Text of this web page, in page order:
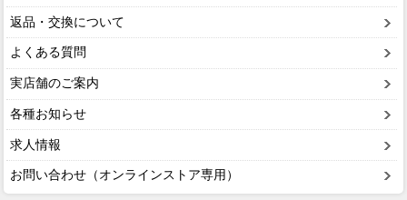
返品・交換について
よくある質問
実店舗のご案内
各種お知らせ
求人情報
お問い合わせ（オンラインストア専用）